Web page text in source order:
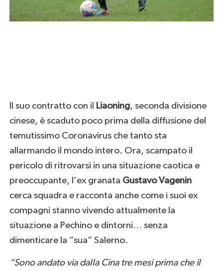
Il suo contratto con il Liaoning, seconda divisione
cinese, è scaduto poco prima della diffusione del
temutissimo Coronavirus che tanto sta
allarmando il mondo intero. Ora, scampato il
pericolo di ritrovarsi in una situazione caotica e
preoccupante, l’ex granata Gustavo Vagenin
cerca squadra e racconta anche come i suoi ex
compagni stanno vivendo attualmente la
situazione a Pechino e dintorni… senza
dimenticare la “sua” Salerno.
“Sono andato via dalla Cina tre mesi prima che il